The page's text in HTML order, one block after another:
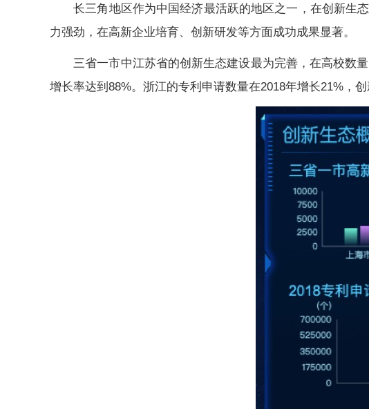
长三角地区作为中国经济最活跃的地区之一，在创新生态
力强劲，在高新企业培育、创新研发等方面成功成果显著。
三省一市中江苏省的创新生态建设最为完善，在高校数量
增长率达到88%。浙江的专利申请数量在2018年增长21%，创